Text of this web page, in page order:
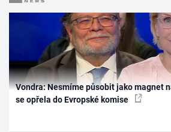
Vondra: Nesmíme působit jako magnet
se opřela do Evropské komise